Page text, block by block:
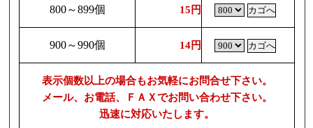
800～899個 15円
900～990個 14円
表示個数以上の場合もお気軽にお問合せ下さい。
メール、お電話、ＦＡＸでお問い合わせ下さい。
迅速に対応いたします。